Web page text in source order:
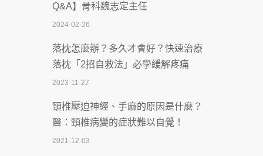
慣」逆轉腎功能 醫揭3招救命
2026-07-08
體溫飆破41度！醫連收兩例中暑病例：
致死率達8成
2026-07-07
深耕萬華55年 西園醫院回顧發展歷程與
智慧 醫療布局
2026-07-06
Q&A】骨科魏志定主任
2024-02-26
落枕怎麼辦？多久才會好？快速治療
落枕「2招自救法」必學緩解疼痛
2023-11-27
頸椎壓迫神經、手麻的原因是什麼？
醫：頸椎病變的症狀難以自覺！
2021-12-03